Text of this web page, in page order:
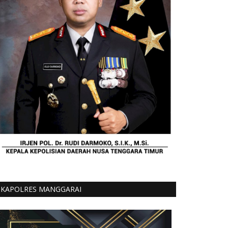
KAPOLRES MANGGARAI